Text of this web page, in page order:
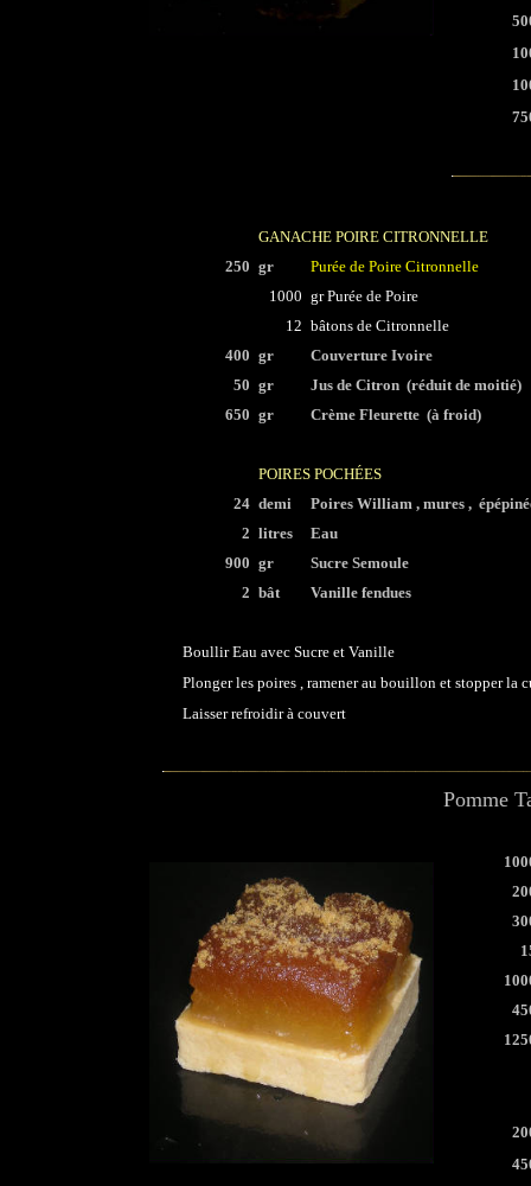
GANACHE POIRE CITRONNELLE
250 gr
Purée de Poire Citronnelle
1000 gr Purée de Poire
12 bâtons de Citronnelle
400 gr
Couverture Ivoire
50 gr
Jus de Citron (réduit de moitié)
650 gr Crème Fleurette (à froid)
POIRES POCHÉES
24 demi
Poires William , mures ,
2 litres
Eau
900 gr
Sucre Semoule
2 bât Vanille fendues
Boullir Eau avec Sucre et Vanille
Plonger les poires , ramener au bouillon et stopper la
Laisser refroidir à couvert
Pomme